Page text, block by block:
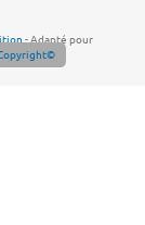
- Adapté pour